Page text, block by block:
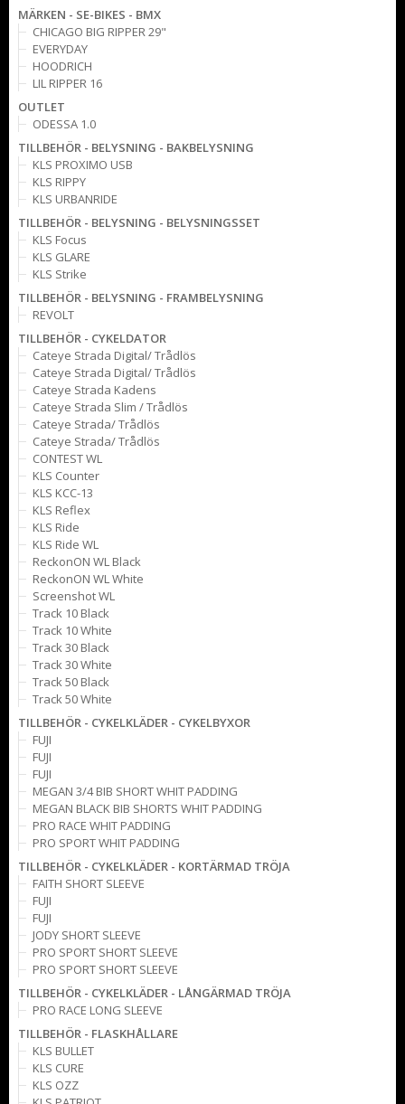
MÄRKEN - SE-BIKES - BMX
CHICAGO BIG RIPPER 29"
EVERYDAY
HOODRICH
LIL RIPPER 16
OUTLET
ODESSA 1.0
TILLBEHÖR - BELYSNING - BAKBELYSNING
KLS PROXIMO USB
KLS RIPPY
KLS URBANRIDE
TILLBEHÖR - BELYSNING - BELYSNINGSSET
KLS Focus
KLS GLARE
KLS Strike
TILLBEHÖR - BELYSNING - FRAMBELYSNING
REVOLT
TILLBEHÖR - CYKELDATOR
Cateye Strada Digital/ Trådlös
Cateye Strada Digital/ Trådlös
Cateye Strada Kadens
Cateye Strada Slim / Trådlös
Cateye Strada/ Trådlös
Cateye Strada/ Trådlös
CONTEST WL
KLS Counter
KLS KCC-13
KLS Reflex
KLS Ride
KLS Ride WL
ReckonON WL Black
ReckonON WL White
Screenshot WL
Track 10 Black
Track 10 White
Track 30 Black
Track 30 White
Track 50 Black
Track 50 White
TILLBEHÖR - CYKELKLÄDER - CYKELBYXOR
FUJI
FUJI
FUJI
MEGAN 3/4 BIB SHORT WHIT PADDING
MEGAN BLACK BIB SHORTS WHIT PADDING
PRO RACE WHIT PADDING
PRO SPORT WHIT PADDING
TILLBEHÖR - CYKELKLÄDER - KORTÄRMAD TRÖJA
FAITH SHORT SLEEVE
FUJI
FUJI
JODY SHORT SLEEVE
PRO SPORT SHORT SLEEVE
PRO SPORT SHORT SLEEVE
TILLBEHÖR - CYKELKLÄDER - LÅNGÄRMAD TRÖJA
PRO RACE LONG SLEEVE
TILLBEHÖR - FLASKHÅLLARE
KLS BULLET
KLS CURE
KLS OZZ